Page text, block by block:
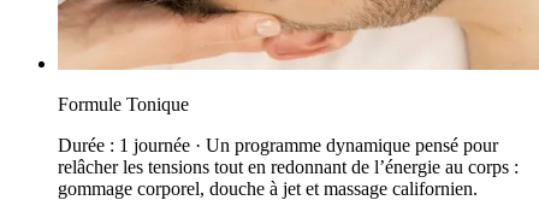
Formule Tonique
Durée : 1 journée · Un programme dynamique pensé pour
relâcher les tensions tout en redonnant de l’énergie au corps :
gommage corporel, douche à jet et massage californien.